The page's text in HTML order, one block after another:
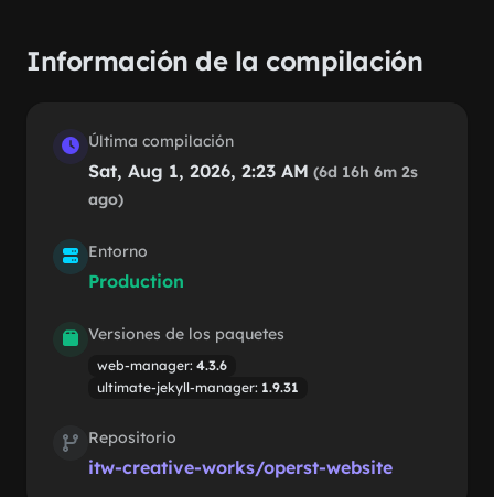
Información de la compilación
Última compilación
Sat, Aug 1, 2026, 2:23 AM (6d 16h 6m 2s
ago)
Entorno
Production
Versiones de los paquetes
web-manager: 4.3.6
ultimate-jekyll-manager: 1.9.31
Repositorio
itw-creative-works/operst-website